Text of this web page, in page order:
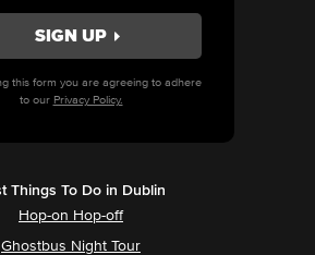
this form you are agreeing to adhere
to our Privacy Policy.
Things To Do in Dublin
Hop-on Hop-off
Ghostbus Night Tour